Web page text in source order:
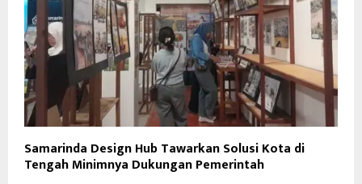
Samarinda Design Hub Tawarkan Solusi Kota di
Tengah Minimnya Dukungan Pemerintah